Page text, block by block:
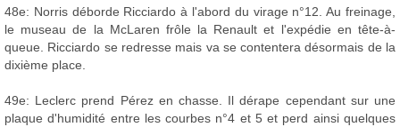
48e: Norris déborde Ricciardo à l'abord du virage n°12. Au freinage,
le museau de la McLaren frôle la Renault et l'expédie en tête-à-
queue. Ricciardo se redresse mais va se contentera désormais de la
dixième place.
49e: Leclerc prend Pérez en chasse. Il dérape cependant sur une
plaque d'humidité entre les courbes n°4 et 5 et perd ainsi quelques